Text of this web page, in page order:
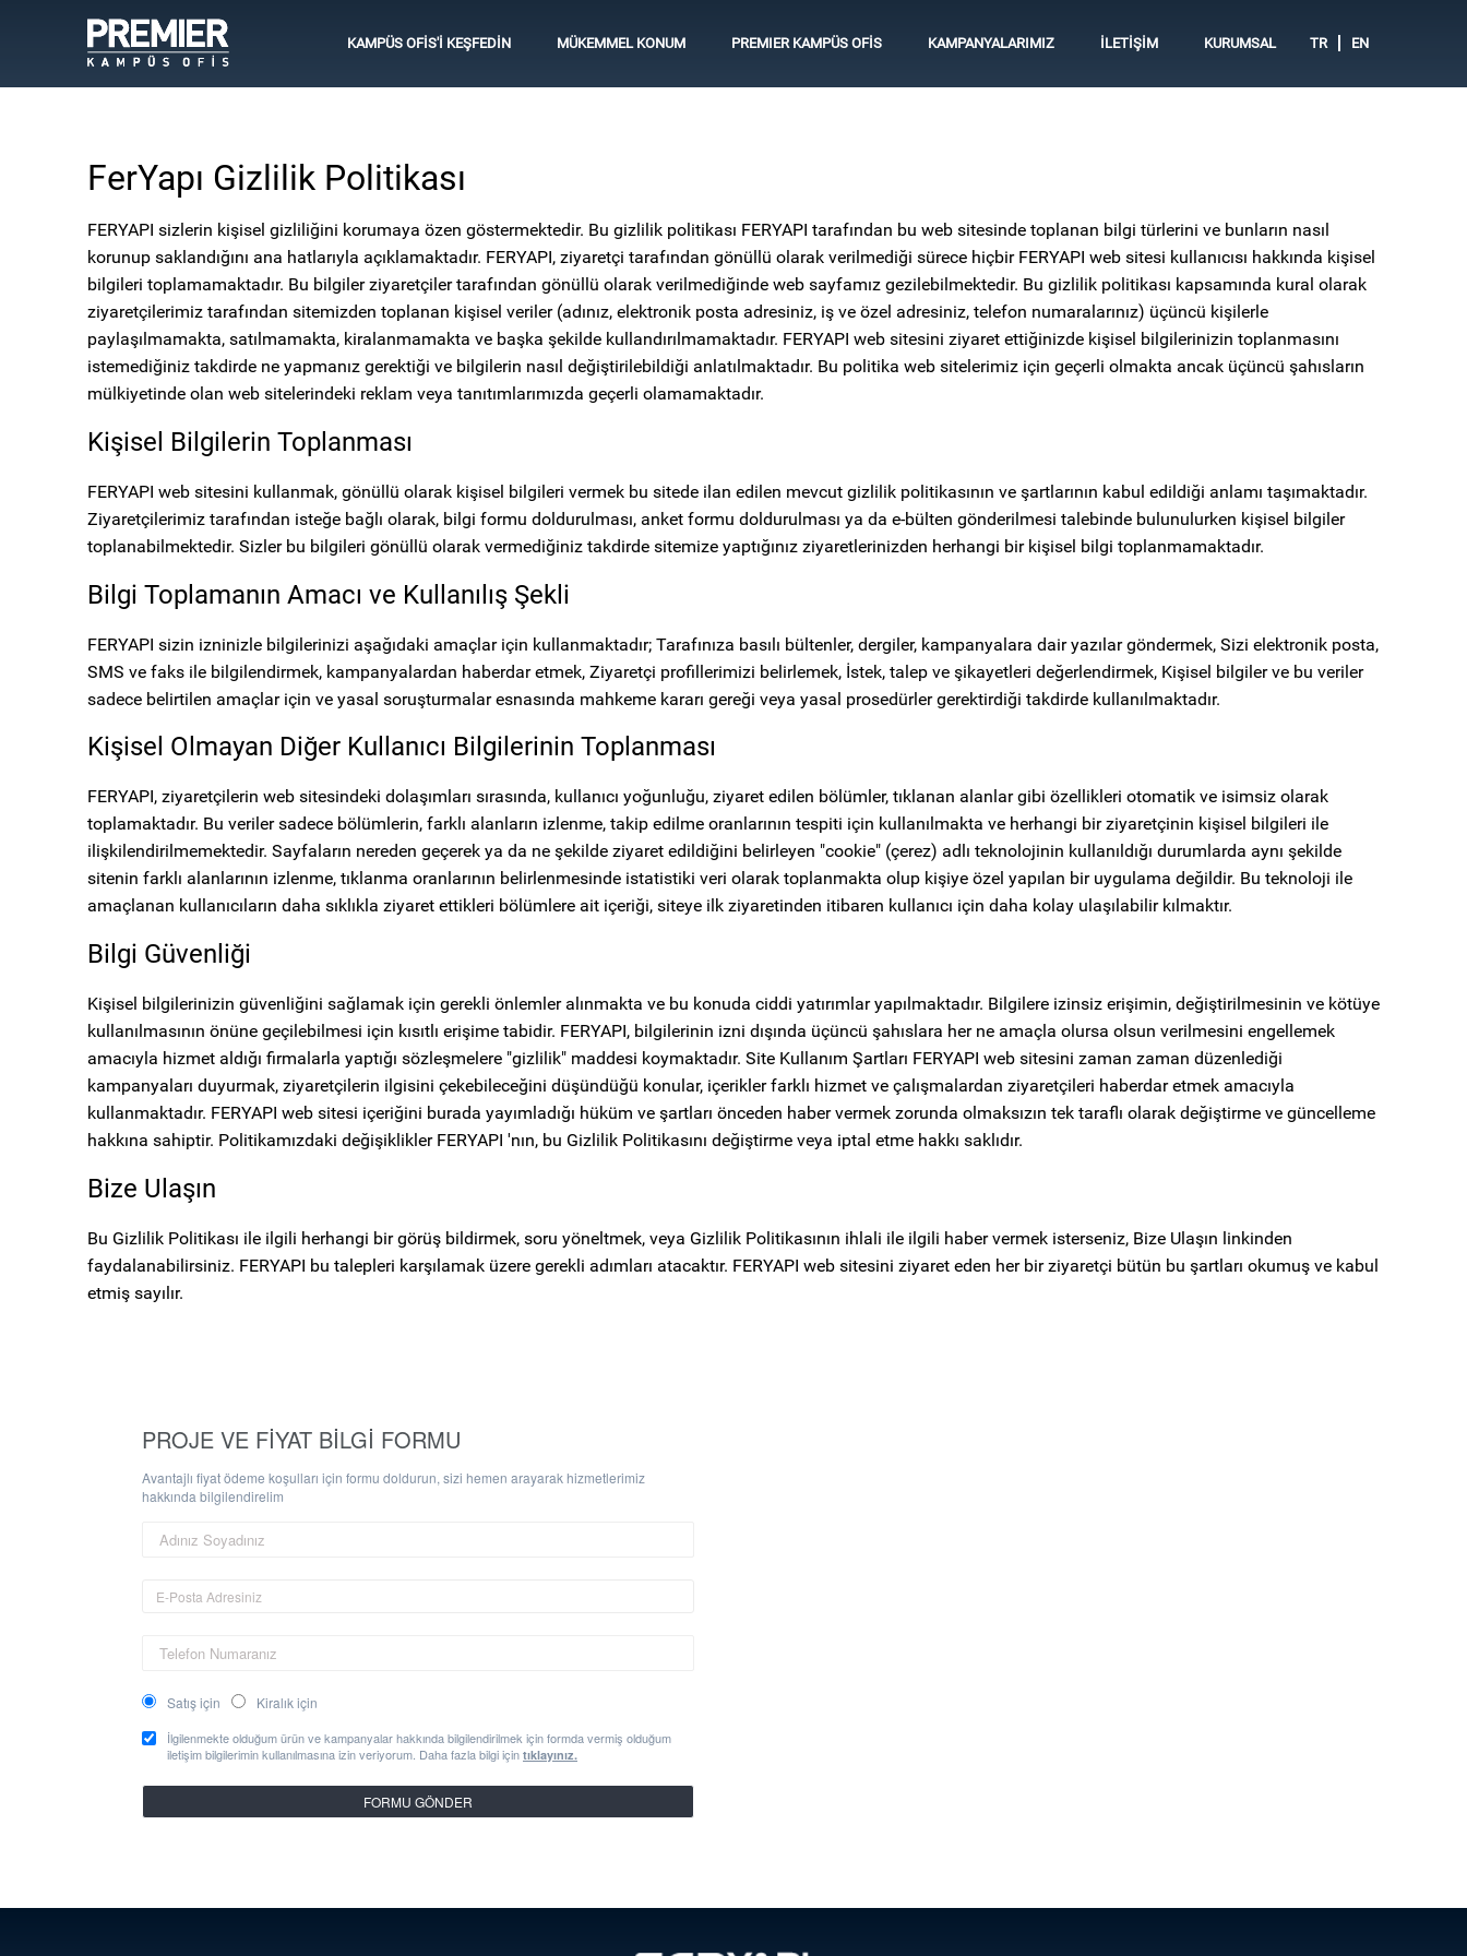
KAMPÜS OFİS'İ KEŞFEDİN MÜKEMMEL KONUM PREMIER KAMPÜS OFİS KAMPANYALARIMIZ İLETİŞİM KURUMSAL TR EN
FerYapı Gizlilik Politikası
FERYAPI sizlerin kişisel gizliliğini korumaya özen göstermektedir. Bu gizlilik politikası FERYAPI tarafından bu web sitesinde toplanan bilgi türlerini ve bunların nasıl
korunup saklandığını ana hatlarıyla açıklamaktadır. FERYAPI, ziyaretçi tarafından gönüllü olarak verilmediği sürece hiçbir FERYAPI web sitesi kullanıcısı hakkında kişisel
bilgileri toplamamaktadır. Bu bilgiler ziyaretçiler tarafından gönüllü olarak verilmediğinde web sayfamız gezilebilmektedir. Bu gizlilik politikası kapsamında kural olarak
ziyaretçilerimiz tarafından sitemizden toplanan kişisel veriler (adınız, elektronik posta adresiniz, iş ve özel adresiniz, telefon numaralarınız) üçüncü kişilerle
paylaşılmamakta, satılmamakta, kiralanmamakta ve başka şekilde kullandırılmamaktadır. FERYAPI web sitesini ziyaret ettiğinizde kişisel bilgilerinizin toplanmasını
istemediğiniz takdirde ne yapmanız gerektiği ve bilgilerin nasıl değiştirilebildiği anlatılmaktadır. Bu politika web sitelerimiz için geçerli olmakta ancak üçüncü şahısların
mülkiyetinde olan web sitelerindeki reklam veya tanıtımlarımızda geçerli olamamaktadır.
Kişisel Bilgilerin Toplanması
FERYAPI web sitesini kullanmak, gönüllü olarak kişisel bilgileri vermek bu sitede ilan edilen mevcut gizlilik politikasının ve şartlarının kabul edildiği anlamı taşımaktadır.
Ziyaretçilerimiz tarafından isteğe bağlı olarak, bilgi formu doldurulması, anket formu doldurulması ya da e-bülten gönderilmesi talebinde bulunulurken kişisel bilgiler
toplanabilmektedir. Sizler bu bilgileri gönüllü olarak vermediğiniz takdirde sitemize yaptığınız ziyaretlerinizden herhangi bir kişisel bilgi toplanmamaktadır.
Bilgi Toplamanın Amacı ve Kullanılış Şekli
FERYAPI sizin izninizle bilgilerinizi aşağıdaki amaçlar için kullanmaktadır; Tarafınıza basılı bültenler, dergiler, kampanyalara dair yazılar göndermek, Sizi elektronik posta,
SMS ve faks ile bilgilendirmek, kampanyalardan haberdar etmek, Ziyaretçi profillerimizi belirlemek, İstek, talep ve şikayetleri değerlendirmek, Kişisel bilgiler ve bu veriler
sadece belirtilen amaçlar için ve yasal soruşturmalar esnasında mahkeme kararı gereği veya yasal prosedürler gerektirdiği takdirde kullanılmaktadır.
Kişisel Olmayan Diğer Kullanıcı Bilgilerinin Toplanması
FERYAPI, ziyaretçilerin web sitesindeki dolaşımları sırasında, kullanıcı yoğunluğu, ziyaret edilen bölümler, tıklanan alanlar gibi özellikleri otomatik ve isimsiz olarak
toplamaktadır. Bu veriler sadece bölümlerin, farklı alanların izlenme, takip edilme oranlarının tespiti için kullanılmakta ve herhangi bir ziyaretçinin kişisel bilgileri ile
ilişkilendirilmemektedir. Sayfaların nereden geçerek ya da ne şekilde ziyaret edildiğini belirleyen "cookie" (çerez) adlı teknolojinin kullanıldığı durumlarda aynı şekilde
sitenin farklı alanlarının izlenme, tıklanma oranlarının belirlenmesinde istatistiki veri olarak toplanmakta olup kişiye özel yapılan bir uygulama değildir. Bu teknoloji ile
amaçlanan kullanıcıların daha sıklıkla ziyaret ettikleri bölümlere ait içeriği, siteye ilk ziyaretinden itibaren kullanıcı için daha kolay ulaşılabilir kılmaktır.
Bilgi Güvenliği
Kişisel bilgilerinizin güvenliğini sağlamak için gerekli önlemler alınmakta ve bu konuda ciddi yatırımlar yapılmaktadır. Bilgilere izinsiz erişimin, değiştirilmesinin ve kötüye
kullanılmasının önüne geçilebilmesi için kısıtlı erişime tabidir. FERYAPI, bilgilerinin izni dışında üçüncü şahıslara her ne amaçla olursa olsun verilmesini engellemek
amacıyla hizmet aldığı firmalarla yaptığı sözleşmelere "gizlilik" maddesi koymaktadır. Site Kullanım Şartları FERYAPI web sitesini zaman zaman düzenlediği
kampanyaları duyurmak, ziyaretçilerin ilgisini çekebileceğini düşündüğü konular, içerikler farklı hizmet ve çalışmalardan ziyaretçileri haberdar etmek amacıyla
kullanmaktadır. FERYAPI web sitesi içeriğini burada yayımladığı hüküm ve şartları önceden haber vermek zorunda olmaksızın tek taraflı olarak değiştirme ve güncelleme
hakkına sahiptir. Politikamızdaki değişiklikler FERYAPI 'nın, bu Gizlilik Politikasını değiştirme veya iptal etme hakkı saklıdır.
Bize Ulaşın
Bu Gizlilik Politikası ile ilgili herhangi bir görüş bildirmek, soru yöneltmek, veya Gizlilik Politikasının ihlali ile ilgili haber vermek isterseniz, Bize Ulaşın linkinden
faydalanabilirsiniz. FERYAPI bu talepleri karşılamak üzere gerekli adımları atacaktır. FERYAPI web sitesini ziyaret eden her bir ziyaretçi bütün bu şartları okumuş ve kabul
etmiş sayılır.